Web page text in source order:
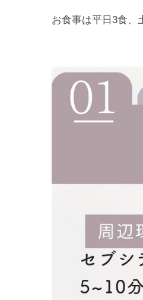
お食事は平日3食、